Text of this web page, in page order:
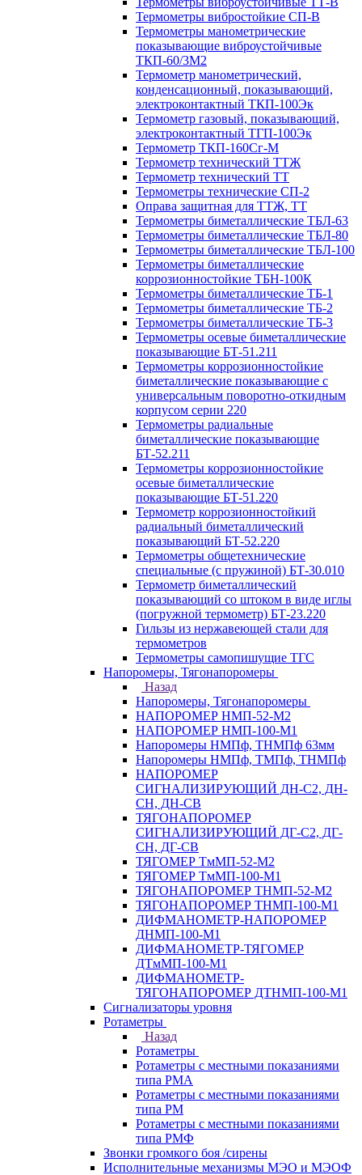
Термометры вибростойкие СП-В
Термометры манометрические
показывающие виброустойчивые
ТКП-60/3М2
Термометр манометрический,
конденсационный, показывающий,
электроконтактный ТКП-100Эк
Термометр газовый, показывающий,
электроконтактный ТГП-100Эк
Термометр ТКП-160Сг-М
Термометр технический ТТЖ
Термометр технический ТТ
Термометры технические СП-2
Оправа защитная для ТТЖ, ТТ
Термометры биметаллические ТБЛ-63
Термометры биметаллические ТБЛ-80
Термометры биметаллические ТБЛ-100
Термометры биметаллические
коррозионностойкие ТБН-100К
Термометры биметаллические ТБ-1
Термометры биметаллические ТБ-2
Термометры биметаллические ТБ-3
Термометры осевые биметаллические
показывающие БТ-51.211
Термометры коррозионностойкие
биметаллические показывающие с
универсальным поворотно-откидным
корпусом серии 220
Термометры радиальные
биметаллические показывающие
БТ-52.211
Термометры коррозионностойкие
осевые биметаллические
показывающие БТ-51.220
Термометр коррозионностойкий
радиальный биметаллический
показывающий БТ-52.220
Термометры общетехнические
специальные (с пружиной) БТ-30.010
Термометр биметаллический
показывающий со штоком в виде иглы
(погружной термометр) БТ-23.220
Гильзы из нержавеющей стали для
термометров
Термометры самопишущие ТГС
Напоромеры, Тягонапоромеры
Назад
Напоромеры, Тягонапоромеры
НАПОРОМЕР НМП-52-М2
НАПОРОМЕР НМП-100-М1
Напоромеры НМПф, ТНМПф 63мм
Напоромеры НМПф, ТМПф, ТНМПф
НАПОРОМЕР
СИГНАЛИЗИРУЮЩИЙ ДН-С2, ДН-
СН, ДН-СВ
ТЯГОНАПОРОМЕР
СИГНАЛИЗИРУЮЩИЙ ДГ-С2, ДГ-
СН, ДГ-СВ
ТЯГОМЕР ТмМП-52-М2
ТЯГОМЕР ТмМП-100-М1
ТЯГОНАПОРОМЕР ТНМП-52-М2
ТЯГОНАПОРОМЕР ТНМП-100-М1
ДИФМАНОМЕТР-НАПОРОМЕР
ДНМП-100-М1
ДИФМАНОМЕТР-ТЯГОМЕР
ДТмМП-100-М1
ДИФМАНОМЕТР-
ТЯГОНАПОРОМЕР ДТНМП-100-М1
Сигнализаторы уровня
Ротаметры
Назад
Ротаметры
Ротаметры с местными показаниями
типа РМА
Ротаметры с местными показаниями
типа РМ
Ротаметры с местными показаниями
типа РМФ
Звонки громкого боя /сирены
Исполнительные механизмы МЭО и МЭОФ